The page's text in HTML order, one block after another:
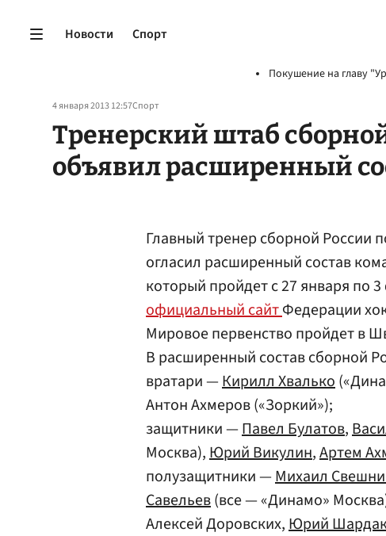
Новости Спорт
Покушение на главу
4 января 2013 12:57Спорт
Тренерский штаб
объявил расширенный
Главный тренер сборной России
огласил расширенный состав
который пройдет с 27 января по
официальный сайтФедерации
Мировое первенство пройдет в
В расширенный состав сборной
вратари —Кирилл Хвалько
Антон Ахмеров («Зоркий»);
защитники —Павел Булатов,
Москва),Юрий Викулин,Артем
полузащитники —Михаил
Савельев(все — «Динамо»
Алексей Доровских,Юрий